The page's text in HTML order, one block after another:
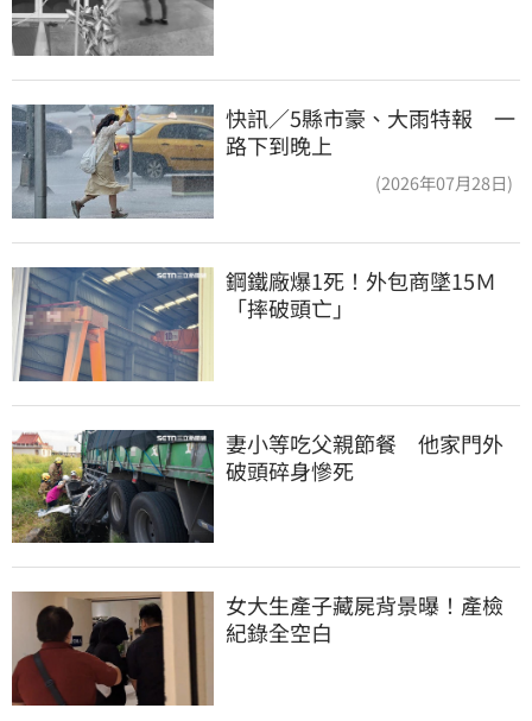
快訊／5縣市豪、大雨特報 一
路下到晚上
(2026年07月28日)
鋼鐵廠爆1死！外包商墜15Ｍ
「摔破頭亡」
妻小等吃父親節餐　他家門外
破頭碎身慘死
女大生產子藏屍背景曝！產檢
紀錄全空白